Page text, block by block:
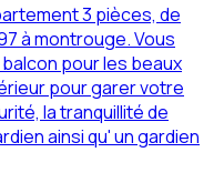
3 pièces, de
à montrouge. Vous
pour les beaux
pour garer votre
la tranquillité de
ainsi qu' un gardien